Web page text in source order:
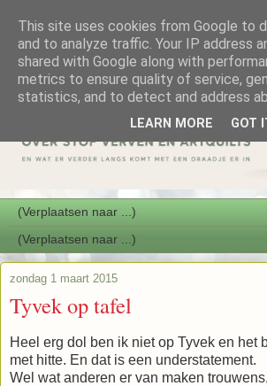
zondag 1 maart 2015
Tyvek op tafel
Heel erg dol ben ik niet op Tyvek en het
met hitte. En dat is een understatement.
Wel wat anderen er van maken
This site uses cookies from Google to
and to analyze traffic. Your IP address
shared with Google along with
metrics to ensure quality of service,
statistics, and to detect and address
LEARN MORE GOT